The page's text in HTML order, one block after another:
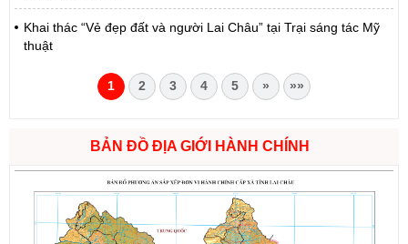
Khai thác “Vẻ đẹp đất và người Lai Châu” tại Trại sáng tác Mỹ
thuật
1 2 3 4 5 » »»
BẢN ĐỒ ĐỊA GIỚI HÀNH CHÍNH